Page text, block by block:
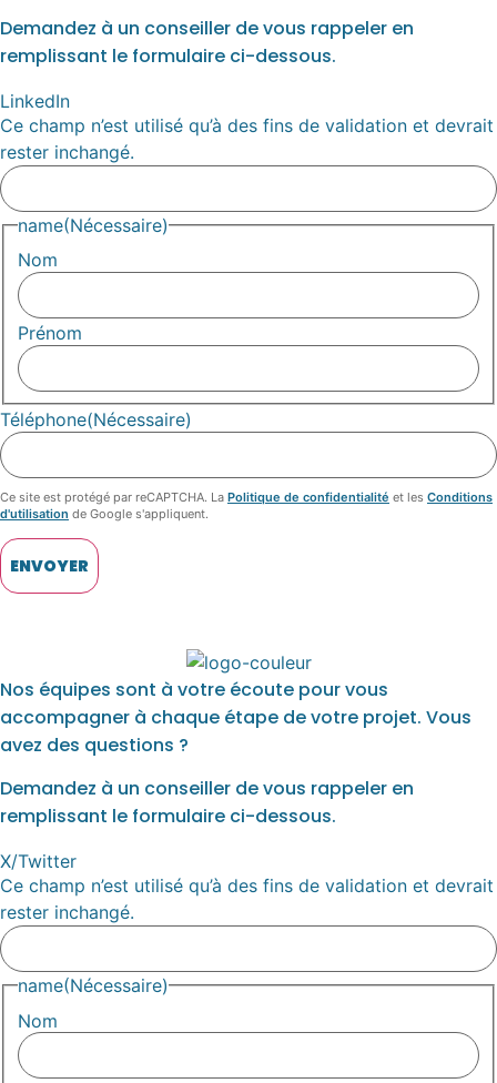
Demandez à un conseiller de vous rappeler en
remplissant le formulaire ci-dessous.
LinkedIn
Ce champ n’est utilisé qu’à des fins de validation et devrait
rester inchangé.
name(Nécessaire)
Nom
Prénom
Téléphone(Nécessaire)
Ce site est protégé par reCAPTCHA. La Politique de confidentialité et les Conditions
d'utilisation de Google s'appliquent.
Nos équipes sont à votre écoute pour vous
accompagner à chaque étape de votre projet. Vous
avez des questions ?
Demandez à un conseiller de vous rappeler en
remplissant le formulaire ci-dessous.
X/Twitter
Ce champ n’est utilisé qu’à des fins de validation et devrait
rester inchangé.
name(Nécessaire)
Nom